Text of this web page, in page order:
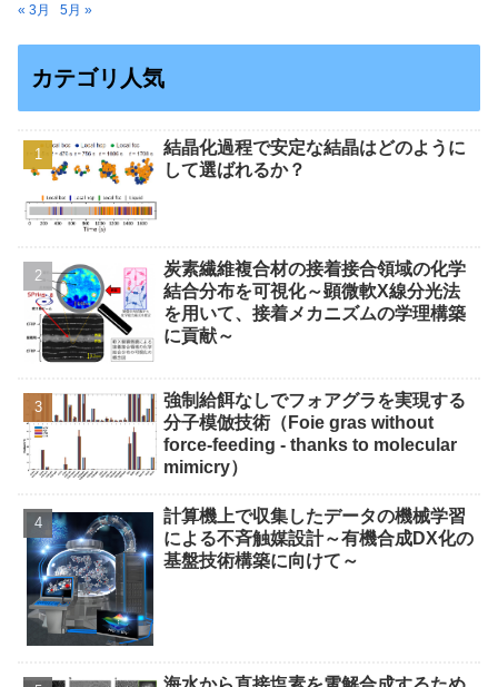
« 3月 5月 »
カテゴリ人気
結晶化過程で安定な結晶はどのように
して選ばれるか？
炭素繊維複合材の接着接合領域の化学
結合分布を可視化～顕微軟X線分光法
を用いて、接着メカニズムの学理構築
に貢献～
強制給餌なしでフォアグラを実現する
分子模倣技術（Foie gras without
force-feeding - thanks to molecular
mimicry）
計算機上で収集したデータの機械学習
による不斉触媒設計～有機合成DX化の
基盤技術構築に向けて～